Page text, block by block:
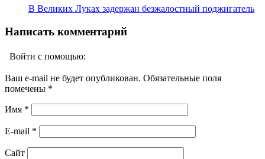
В Великих Луках задержан безжалостный поджигатель
Написать комментарий
Войти с помощью:
Ваш e-mail не будет опубликован. Обязательные поля
помечены *
Имя *
E-mail *
Сайт